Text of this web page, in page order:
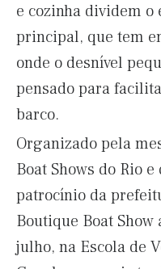
e cozinha dividem o
principal, que tem
onde o desnível
pensado para
barco.
Organizado pela
Boat Shows do Rio
patrocínio da
Boutique Boat Show
julho, na Escola de